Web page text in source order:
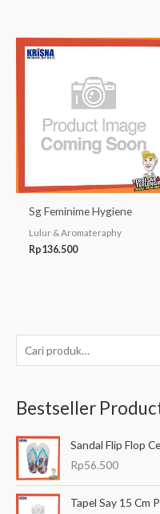
e
c
a
Bestseller
Sandal Flip Flop
Rp56.500
Tapel Say 15 Cm
Sg Feminime Hygiene
Lulur & Aromateraphy
Rp136.500